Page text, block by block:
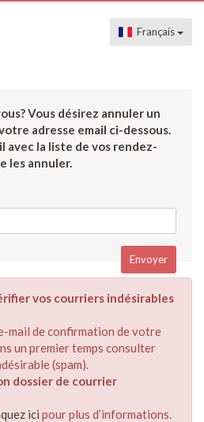
Français
Vous désirez annuler un
adresse email ci-dessous.
avec la liste de vos rendez-
les annuler.
vos courriers indésirables
mail de confirmation de votre
un premier temps consulter
(spam).
dossier de courrier
ici pour plus d’informations.